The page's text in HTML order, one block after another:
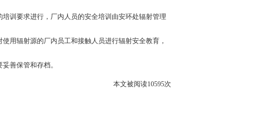
训要求进行，厂内人员的安全培训由安环处辐射管理
辐射源的厂内员工和接触人员进行辐射安全教育，
善保管和存档。
本文被阅读10595次